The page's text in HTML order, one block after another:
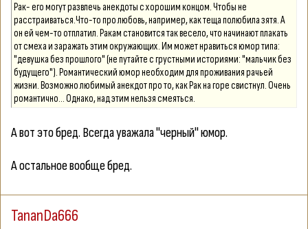
Рак- его могут развлечь анекдоты с хорошим концом. Чтобы не
расстраиваться.Что-то про любовь, например, как теща полюбила зятя. А
он ей чем-то отплатил. Ракам становится так весело, что начинают плакать
от смеха и заражать этим окружающих. Им может нравиться юмор типа:
"девушка без прошлого" (не путайте с грустными историями: "мальчик без
будущего"). Романтический юмор необходим для проживания рачьей
жизни. Возможно любимый анекдот про то, как Рак на горе свистнул. Очень
романтично... Однако, над этим нельзя смеяться.
А вот это бред. Всегда уважала "черный" юмор.
А остальное вообще бред.
TananDa666